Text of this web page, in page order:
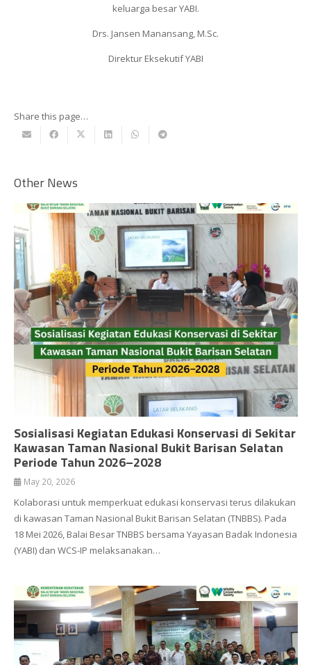
keluarga besar YABI.
Drs. Jansen Manansang, M.Sc.
Direktur Eksekutif YABI
Share this page…
Other News
Sosialisasi Kegiatan Edukasi Konservasi di Sekitar
Kawasan Taman Nasional Bukit Barisan Selatan
Periode Tahun 2026–2028
May 20, 2026
Kolaborasi untuk memperkuat edukasi konservasi terus dilakukan
di kawasan Taman Nasional Bukit Barisan Selatan (TNBBS). Pada
18 Mei 2026, Balai Besar TNBBS bersama Yayasan Badak Indonesia
(YABI) dan WCS-IP melaksanakan…